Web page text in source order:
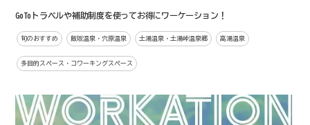
GoToトラベルや補助制度を使ってお得にワーケーション！
旬のおすすめ 飯坂温泉・穴原温泉 土湯温泉・土湯峠温泉郷 高湯温泉
多目的スペース・コワーキングスペース